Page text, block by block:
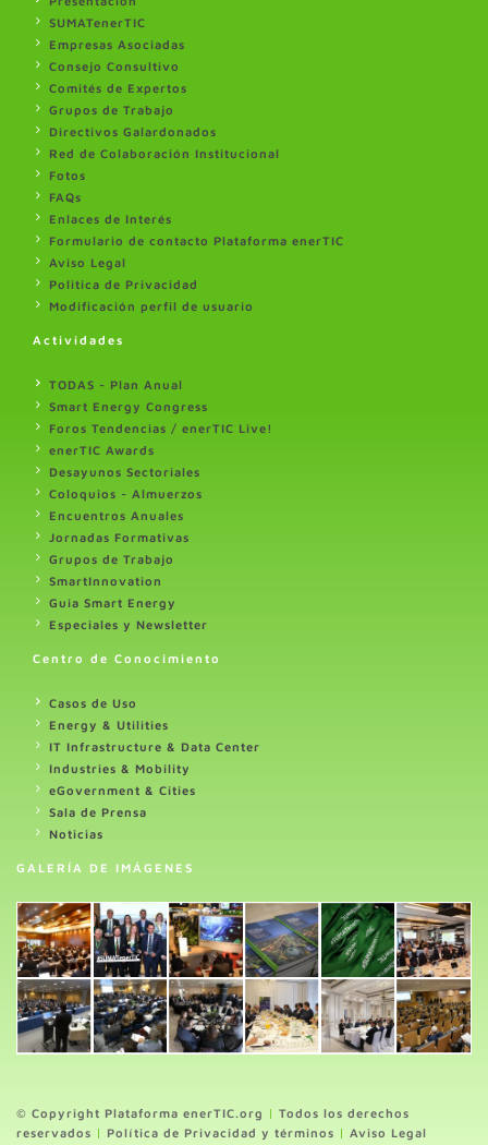
SUMATenerTIC
Empresas Asociadas
Consejo Consultivo
Comités de Expertos
Grupos de Trabajo
Directivos Galardonados
Red de Colaboración Institucional
Fotos
FAQs
Enlaces de Interés
Formulario de contacto Plataforma enerTIC
Aviso Legal
Politica de Privacidad
Modificación perfil de usuario
Actividades
TODAS - Plan Anual
Smart Energy Congress
Foros Tendencias / enerTIC Live!
enerTIC Awards
Desayunos Sectoriales
Coloquios - Almuerzos
Encuentros Anuales
Jornadas Formativas
Grupos de Trabajo
SmartInnovation
Guia Smart Energy
Especiales y Newsletter
Centro de Conocimiento
Casos de Uso
Energy & Utilities
IT Infrastructure & Data Center
Industries & Mobility
eGovernment & Cities
Sala de Prensa
Noticias
GALERÍA DE IMÁGENES
© Copyright Plataforma enerTIC.org | Todos los derechos
reservados | Política de Privacidad y términos | Aviso Legal